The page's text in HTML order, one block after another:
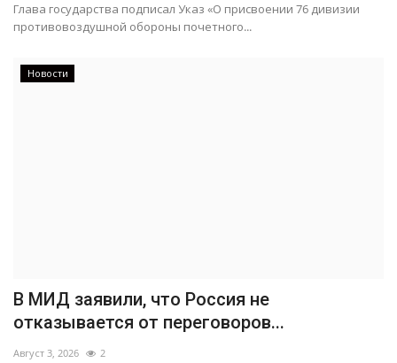
Глава государства подписал Указ «О присвоении 76 дивизии
противовоздушной обороны почетного...
Новости
В МИД заявили, что Россия не
отказывается от переговоров...
Август 3, 2026 2